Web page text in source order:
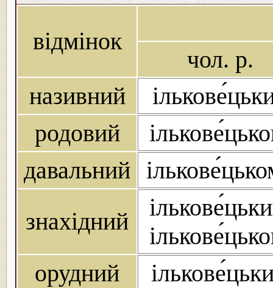
відмінок
чол. р.
називний
родовий
давальний
знахідний
орудний